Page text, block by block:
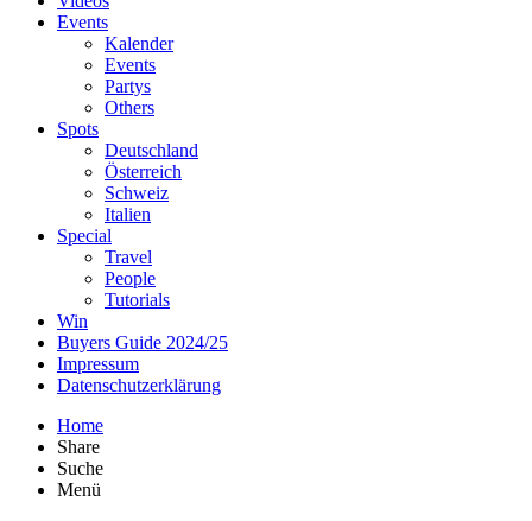
Events
Kalender
Events
Partys
Others
Spots
Deutschland
Österreich
Schweiz
Italien
Special
Travel
People
Tutorials
Win
Buyers Guide 2024/25
Impressum
Datenschutzerklärung
Home
Share
Suche
Menü